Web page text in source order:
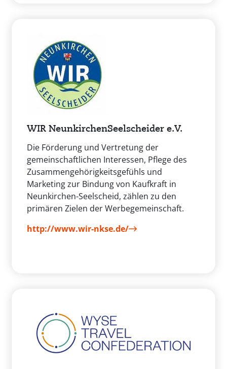
WIR NeunkirchenSeelscheider e.V.
Die Förderung und Vertretung der
gemeinschaftlichen Interessen, Pflege des
Zusammengehörigkeitsgefühls und
Marketing zur Bindung von Kaufkraft in
Neunkirchen-Seelscheid, zählen zu den
primären Zielen der Werbegemeinschaft.
http://www.wir-nkse.de/